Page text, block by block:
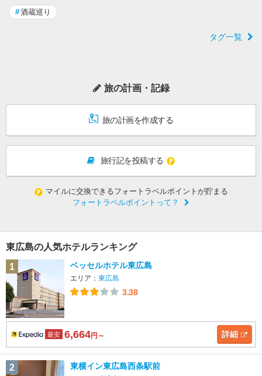
#酒蔵巡り
タグ一覧
旅の計画・記録
旅の計画を作成する
旅行記を投稿する
マイルに交換できるフォートラベルポイントが貯まる
フォートラベルポイントって？
東広島の人気ホテルランキング
1
ベッセルホテル東広島
エリア： 東広島
3.38
最安 6,664円～ 詳細
2 東横イン東広島西条駅前